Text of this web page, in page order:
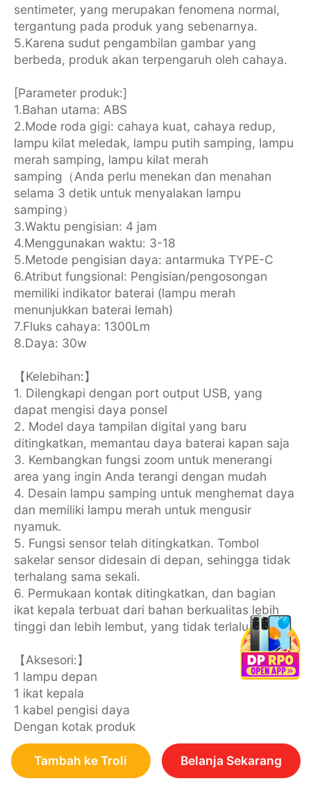
sentimeter, yang merupakan fenomena normal,
tergantung pada produk yang sebenarnya.
5.Karena sudut pengambilan gambar yang
berbeda, produk akan terpengaruh oleh cahaya.
[Parameter produk:]
1.Bahan utama: ABS
2.Mode roda gigi: cahaya kuat, cahaya redup,
lampu kilat meledak, lampu putih samping, lampu
merah samping, lampu kilat merah
samping（Anda perlu menekan dan menahan
selama 3 detik untuk menyalakan lampu
samping）
3.Waktu pengisian: 4 jam
4.Menggunakan waktu: 3-18
5.Metode pengisian daya: antarmuka TYPE-C
6.Atribut fungsional: Pengisian/pengosongan
memiliki indikator baterai (lampu merah
menunjukkan baterai lemah)
7.Fluks cahaya: 1300Lm
8.Daya: 30w
【Kelebihan:】
1. Dilengkapi dengan port output USB, yang
dapat mengisi daya ponsel
2. Model daya tampilan digital yang baru
ditingkatkan, memantau daya baterai kapan saja
3. Kembangkan fungsi zoom untuk menerangi
area yang ingin Anda terangi dengan mudah
4. Desain lampu samping untuk menghemat daya
dan memiliki lampu merah untuk mengusir
nyamuk.
5. Fungsi sensor telah ditingkatkan. Tombol
sakelar sensor didesain di depan, sehingga tidak
terhalang sama sekali.
6. Permukaan kontak ditingkatkan, dan bagian
ikat kepala terbuat dari bahan berkualitas lebih
tinggi dan lebih lembut, yang tidak terlalu keras.
【Aksesori:】
1 lampu depan
1 ikat kepala
1 kabel pengisi daya
Dengan kotak produk
Tambah ke Troli Belanja Sekarang